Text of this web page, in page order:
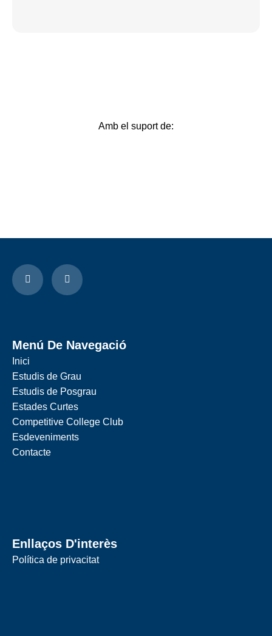
Amb el suport de:
Menú De Navegació
Inici
Estudis de Grau
Estudis de Posgrau
Estades Curtes
Competitive College Club
Esdeveniments
Contacte
Enllaços D'interès
Política de privacitat